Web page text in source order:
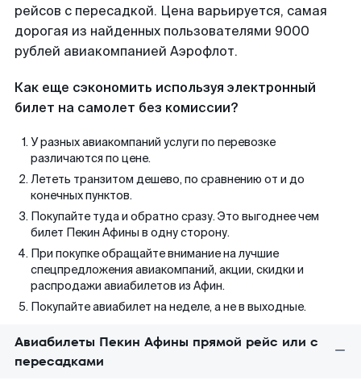
рейсов с пересадкой. Цена варьируется, самая
дорогая из найденных пользователями 9000
рублей авиакомпанией Аэрофлот.
Как еще сэкономить используя электронный
билет на самолет без комиссии?
У разных авиакомпаний услуги по перевозке
различаются по цене.
Лететь транзитом дешево, по сравнению от и до
конечных пунктов.
Покупайте туда и обратно сразу. Это выгоднее чем
билет Пекин Афины в одну сторону.
При покупке обращайте внимание на лучшие
спецпредложения авиакомпаний, акции, скидки и
распродажи авиабилетов из Афин.
Покупайте авиабилет на неделе, а не в выходные.
Авиабилеты Пекин Афины прямой рейс или с
пересадками